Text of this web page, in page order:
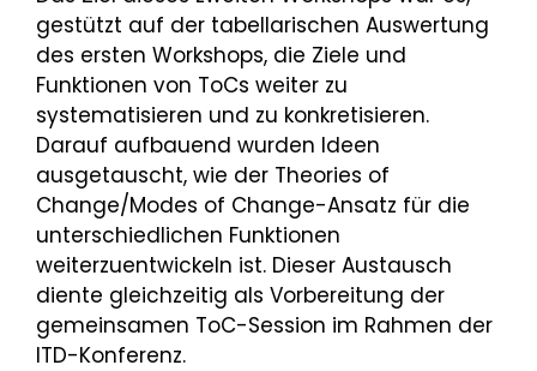
gestützt auf der tabellarischen Auswertung
des ersten Workshops, die Ziele und
Funktionen von ToCs weiter zu
systematisieren und zu konkretisieren.
Darauf aufbauend wurden Ideen
ausgetauscht, wie der Theories of
Change/Modes of Change-Ansatz für die
unterschiedlichen Funktionen
weiterzuentwickeln ist. Dieser Austausch
diente gleichzeitig als Vorbereitung der
gemeinsamen ToC-Session im Rahmen der
ITD-Konferenz.